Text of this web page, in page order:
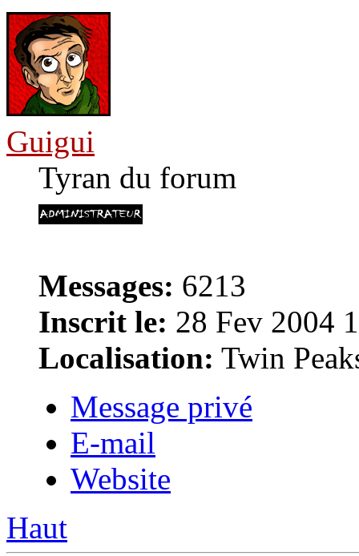
Guigui
Tyran du forum
Messages: 6213
Inscrit le: 28 Fev 2004
Localisation: Twin
Message privé
E-mail
Website
Haut